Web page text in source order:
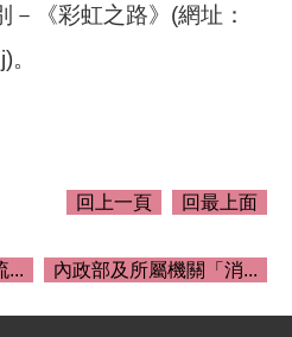
－《彩虹之路》(網址：
回上一頁 回最上面
... 內政部及所屬機關「消...